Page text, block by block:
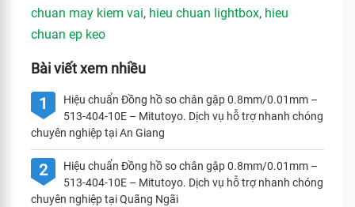
chuan may kiem vai, hieu chuan lightbox, hieu
chuan ep keo
Bài viết xem nhiều
1
Hiệu chuẩn Đồng hồ so chân gập 0.8mm/0.01mm –
513-404-10E – Mitutoyo. Dịch vụ hỗ trợ nhanh chóng
chuyên nghiệp tại An Giang
2
Hiệu chuẩn Đồng hồ so chân gập 0.8mm/0.01mm –
513-404-10E – Mitutoyo. Dịch vụ hỗ trợ nhanh chóng
chuyên nghiệp tại Quãng Ngãi